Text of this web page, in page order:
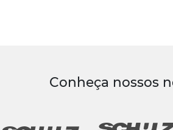
Conheça nossos